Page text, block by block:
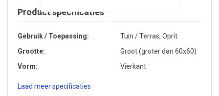
Product specificaties
Gebruik / Toepassing
Tuin / Terras, Oprit
Grootte
Groot (groter dan 60x60)
Vorm
Vierkant
Laad meer specificaties